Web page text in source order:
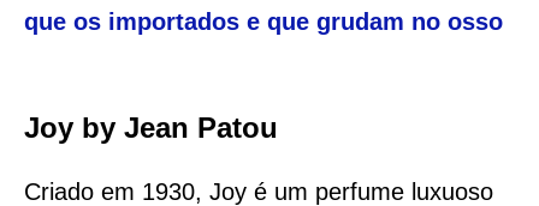
que os importados e que grudam no osso
Joy by Jean Patou
Criado em 1930, Joy é um perfume luxuoso